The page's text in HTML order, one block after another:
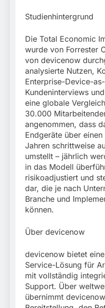
Studienhintergrund
Die Total Economic
wurde von Forrester
von devicenow
analysierte Nutzen,
Enterprise-Device-
Kundeninterviews
eine globale
30.000
angenommen, dass
Endgeräte über
Jahren schrittweise
umstellt – jährlich
in das Modell
risikoadjustiert und
dar, die je nach
Branche und
können.
Über devicenow
devicenow bietet
Service-Lösung für
mit vollständig
Support. Über
übernimmt